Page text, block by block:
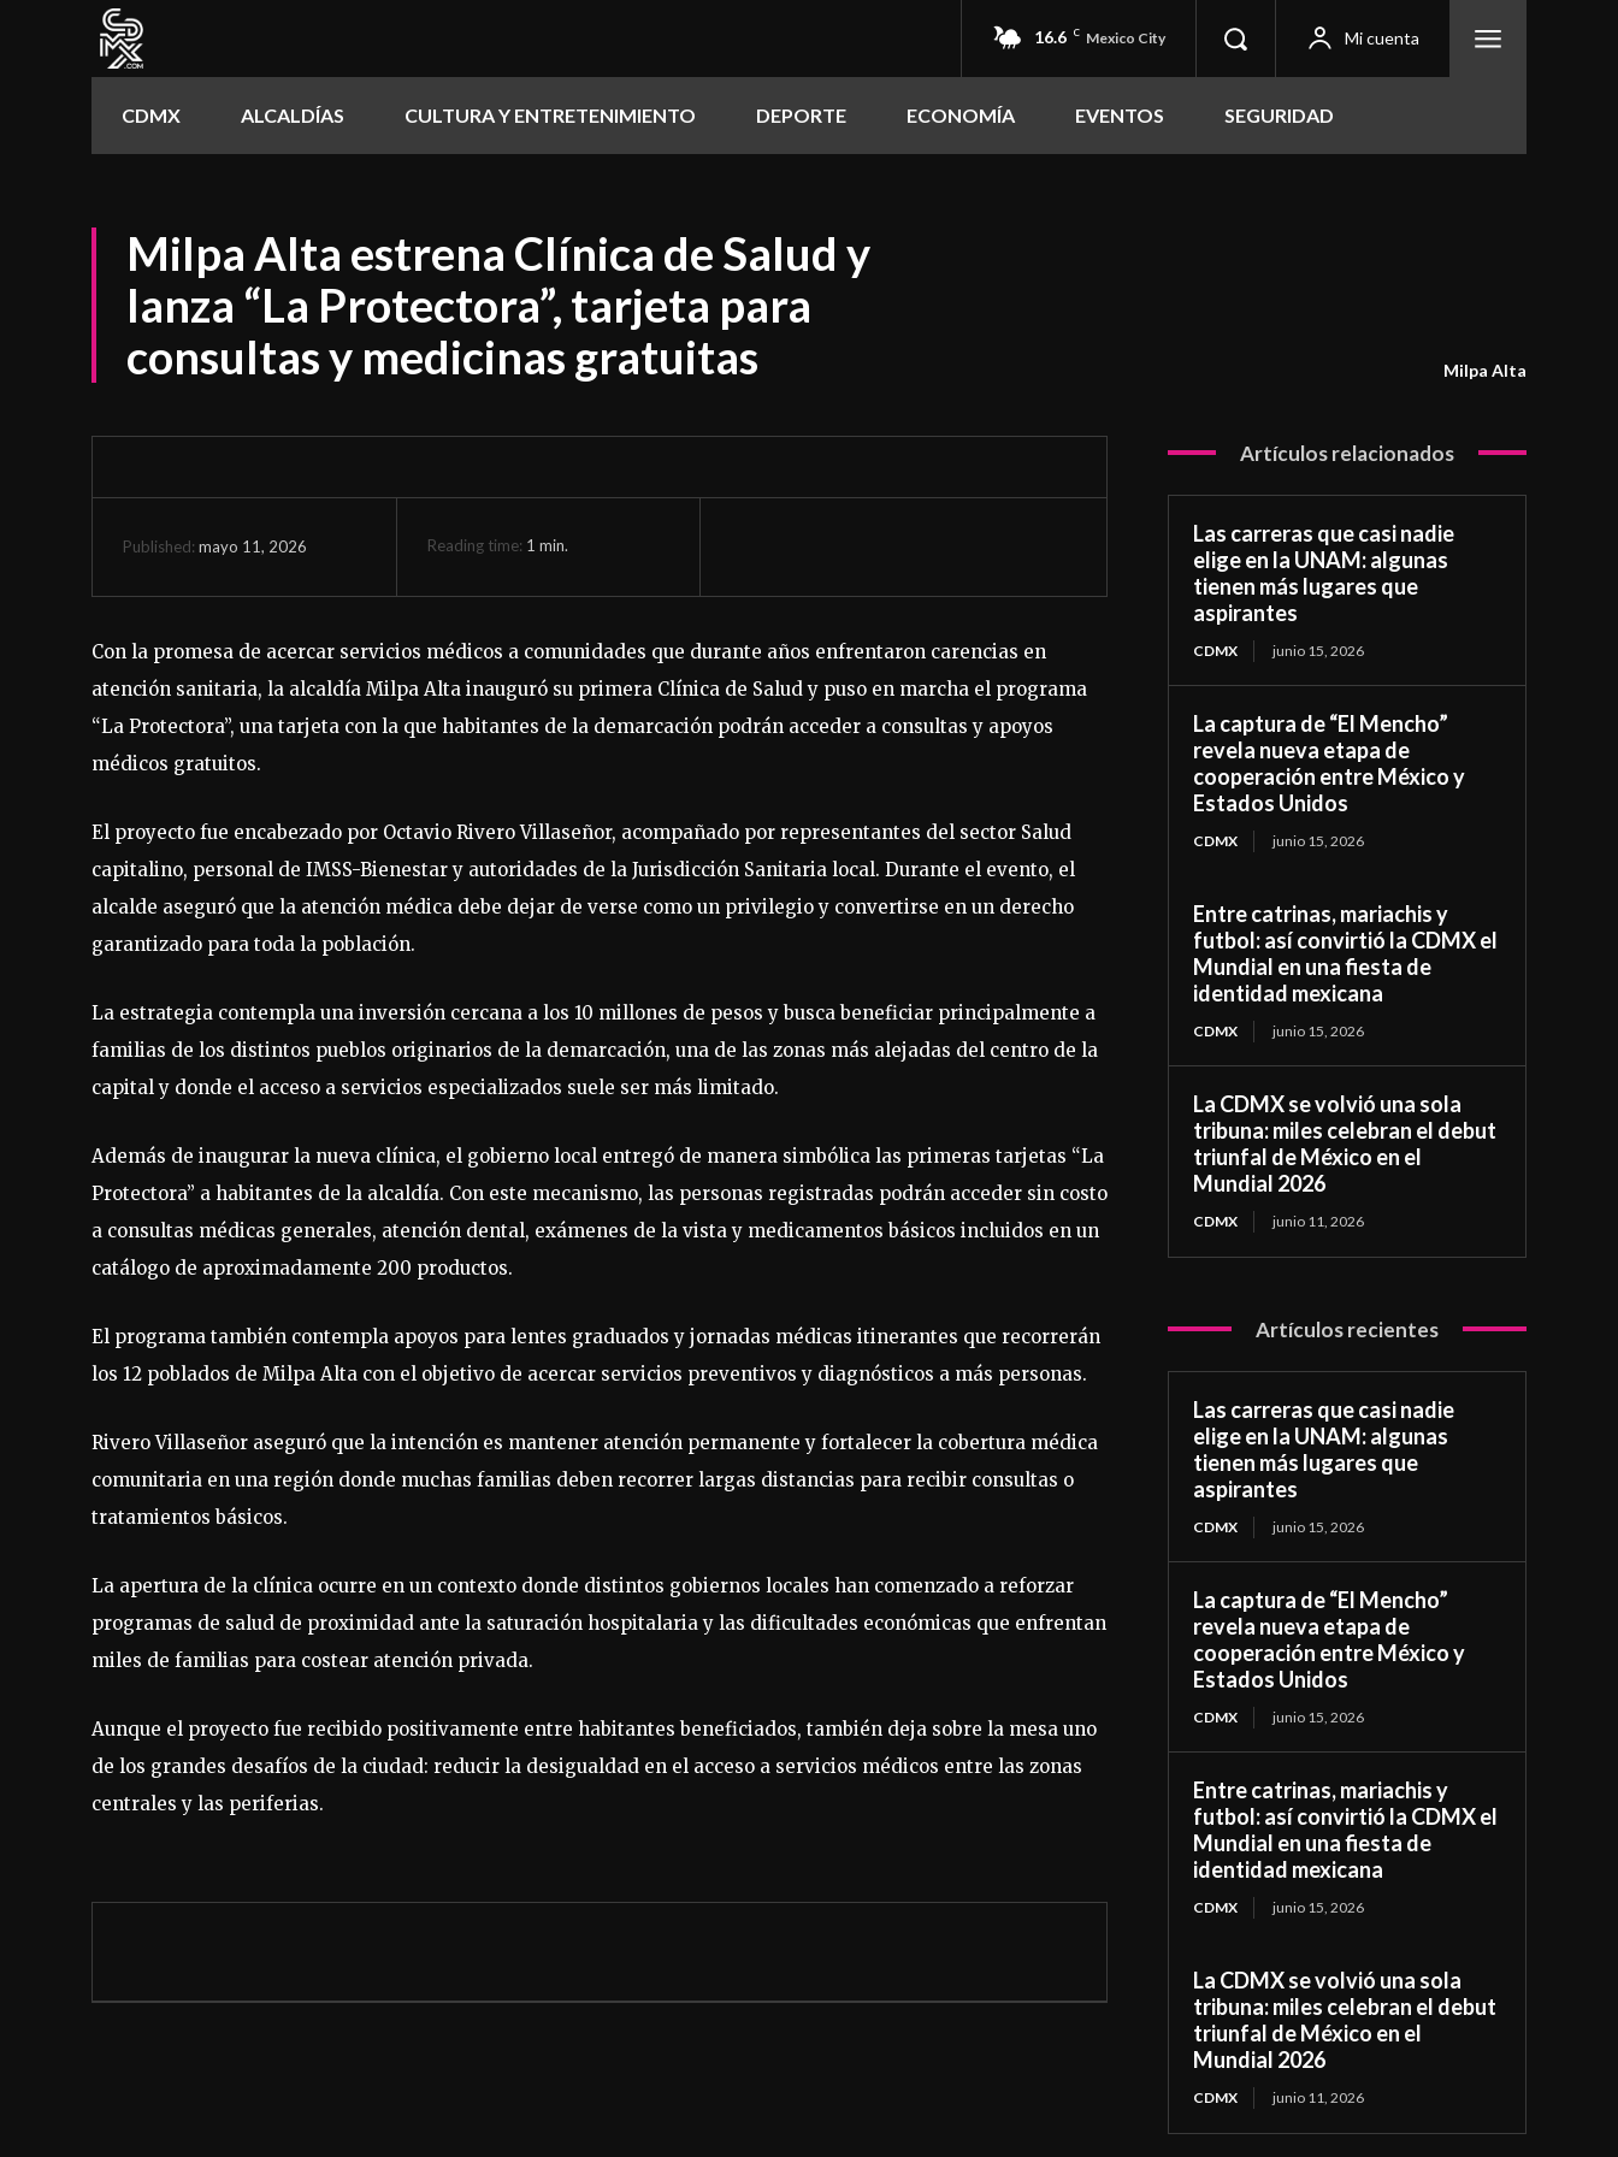
16.6 C Mexico City Mi cuenta
CDMX ALCALDÍAS CULTURA Y ENTRETENIMIENTO DEPORTE ECONOMÍA EVENTOS SEGURIDAD
Milpa Alta estrena Clínica de Salud y
lanza “La Protectora”, tarjeta para
consultas y medicinas gratuitas
Milpa Alta
Published: mayo 11, 2026 Reading time: 1 min.
Con la promesa de acercar servicios médicos a comunidades que durante años enfrentaron carencias en
atención sanitaria, la alcaldía Milpa Alta inauguró su primera Clínica de Salud y puso en marcha el programa
“La Protectora”, una tarjeta con la que habitantes de la demarcación podrán acceder a consultas y apoyos
médicos gratuitos.
El proyecto fue encabezado por Octavio Rivero Villaseñor, acompañado por representantes del sector Salud
capitalino, personal de IMSS-Bienestar y autoridades de la Jurisdicción Sanitaria local. Durante el evento, el
alcalde aseguró que la atención médica debe dejar de verse como un privilegio y convertirse en un derecho
garantizado para toda la población.
La estrategia contempla una inversión cercana a los 10 millones de pesos y busca beneficiar principalmente a
familias de los distintos pueblos originarios de la demarcación, una de las zonas más alejadas del centro de la
capital y donde el acceso a servicios especializados suele ser más limitado.
Además de inaugurar la nueva clínica, el gobierno local entregó de manera simbólica las primeras tarjetas “La
Protectora” a habitantes de la alcaldía. Con este mecanismo, las personas registradas podrán acceder sin costo
a consultas médicas generales, atención dental, exámenes de la vista y medicamentos básicos incluidos en un
catálogo de aproximadamente 200 productos.
El programa también contempla apoyos para lentes graduados y jornadas médicas itinerantes que recorrerán
los 12 poblados de Milpa Alta con el objetivo de acercar servicios preventivos y diagnósticos a más personas.
Rivero Villaseñor aseguró que la intención es mantener atención permanente y fortalecer la cobertura médica
comunitaria en una región donde muchas familias deben recorrer largas distancias para recibir consultas o
tratamientos básicos.
La apertura de la clínica ocurre en un contexto donde distintos gobiernos locales han comenzado a reforzar
programas de salud de proximidad ante la saturación hospitalaria y las dificultades económicas que enfrentan
miles de familias para costear atención privada.
Aunque el proyecto fue recibido positivamente entre habitantes beneficiados, también deja sobre la mesa uno
de los grandes desafíos de la ciudad: reducir la desigualdad en el acceso a servicios médicos entre las zonas
centrales y las periferias.
Artículos relacionados
Las carreras que casi nadie
elige en la UNAM: algunas
tienen más lugares que
aspirantes
CDMX junio 15, 2026
La captura de “El Mencho”
revela nueva etapa de
cooperación entre México y
Estados Unidos
CDMX junio 15, 2026
Entre catrinas, mariachis y
futbol: así convirtió la CDMX el
Mundial en una fiesta de
identidad mexicana
CDMX junio 15, 2026
La CDMX se volvió una sola
tribuna: miles celebran el debut
triunfal de México en el
Mundial 2026
CDMX junio 11, 2026
Artículos recientes
Las carreras que casi nadie
elige en la UNAM: algunas
tienen más lugares que
aspirantes
CDMX junio 15, 2026
La captura de “El Mencho”
revela nueva etapa de
cooperación entre México y
Estados Unidos
CDMX junio 15, 2026
Entre catrinas, mariachis y
futbol: así convirtió la CDMX el
Mundial en una fiesta de
identidad mexicana
CDMX junio 15, 2026
La CDMX se volvió una sola
tribuna: miles celebran el debut
triunfal de México en el
Mundial 2026
CDMX junio 11, 2026